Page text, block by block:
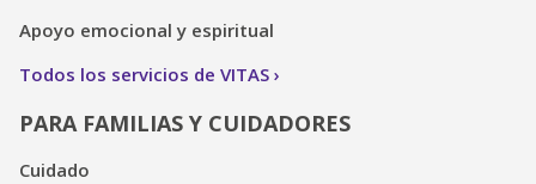
Apoyo emocional y espiritual
Todos los servicios de VITAS
PARA FAMILIAS Y CUIDADORES
Cuidado